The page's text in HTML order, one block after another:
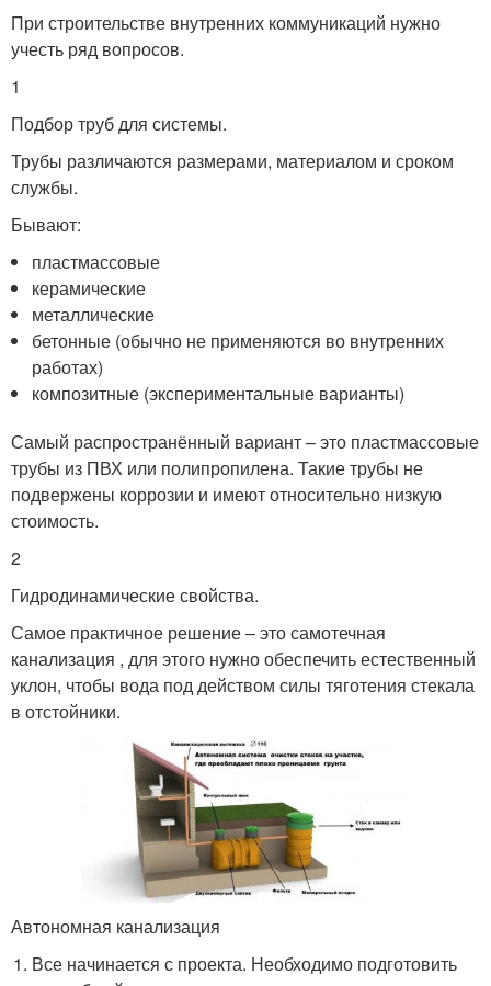
При строительстве внутренних коммуникаций нужно
учесть ряд вопросов.
1
Подбор труб для системы.
Трубы различаются размерами, материалом и сроком
службы.
Бывают:
пластмассовые
керамические
металлические
бетонные (обычно не применяются во внутренних
работах)
композитные (экспериментальные варианты)
Самый распространённый вариант – это пластмассовые
трубы из ПВХ или полипропилена. Такие трубы не
подвержены коррозии и имеют относительно низкую
стоимость.
2
Гидродинамические свойства.
Самое практичное решение – это самотечная
канализация , для этого нужно обеспечить естественный
уклон, чтобы вода под действом силы тяготения стекала
в отстойники.
Автономная канализация
Все начинается с проекта. Необходимо подготовить